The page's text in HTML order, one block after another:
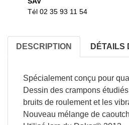
Tél 02 35 93 11 54
DESCRIPTION DÉTAILS
Spécialement conçu pour
Dessin des crampons
bruits de roulement et les
Nouveau mélange de